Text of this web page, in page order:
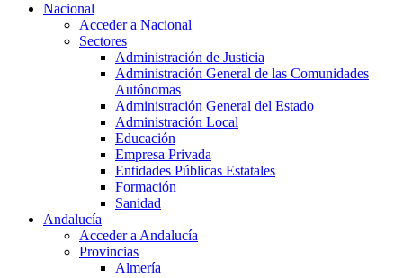
Nacional
Acceder a Nacional
Sectores
Administración de Justicia
Administración General de las Comunidades
Autónomas
Administración General del Estado
Administración Local
Educación
Empresa Privada
Entidades Públicas Estatales
Formación
Sanidad
Andalucía
Acceder a Andalucía
Provincias
Almería